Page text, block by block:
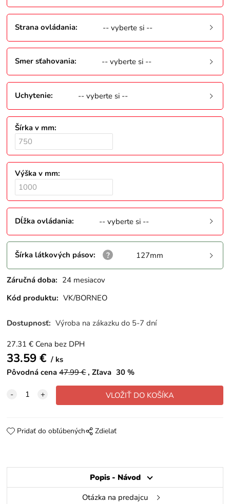
Strana ovládania: -- vyberte si --
Smer sťahovania: -- vyberte si --
Uchytenie: -- vyberte si --
Šírka v mm:
Výška v mm:
Dĺžka ovládania: -- vyberte si --
Šírka látkových pásov: 127mm
Záručná doba: 24 mesiacov
Kód produktu: VK/BORNEO
Dostupnosť: Výroba na zákazku do 5-7 dní
27.31 € Cena bez DPH
33.59€
ks
Pôvodná cena 47.99€ Zľava 30 %
Pridať do obľúbených Zdielať
Popis - Návod
Otázka na predajcu